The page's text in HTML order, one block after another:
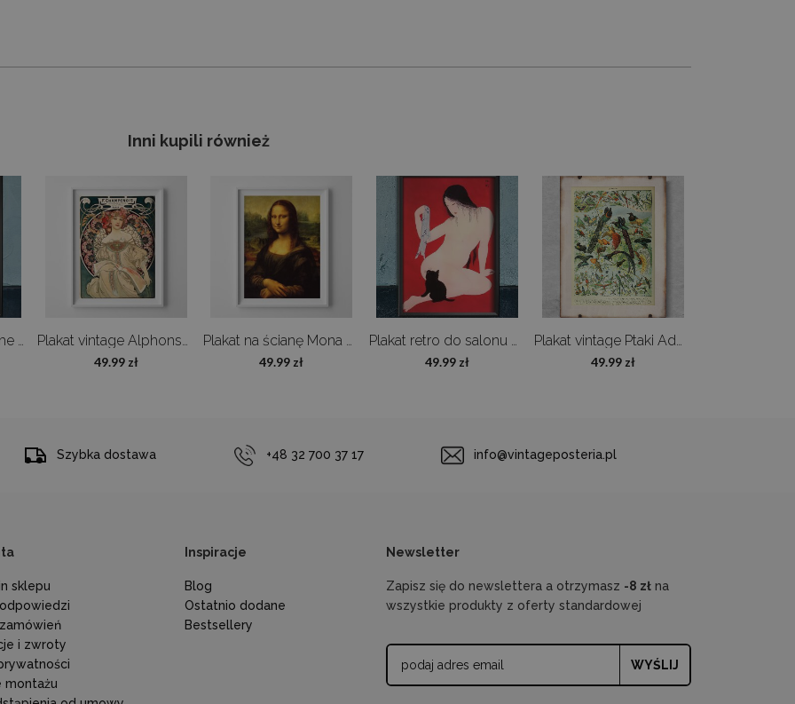
Inni kupili również
49.99 zł 49.99 zł 49.99 zł 49.99 zł
Szybka dostawa +48 32 700 37 17 info@vintageposteria.pl
sklepu
i zwroty
montażu
Inspiracje
Blog
Ostatnio dodane
Bestsellery
Newsletter
Zapisz się do newslettera a otrzymasz -8 złna
wszystkie produkty z oferty standardowej
WYŚLIJ